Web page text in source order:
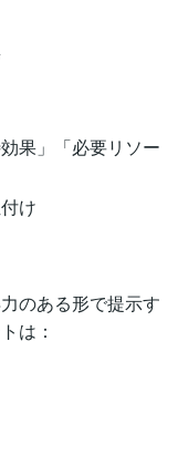
果」「必要リソー
け
のある形で提示す
は：